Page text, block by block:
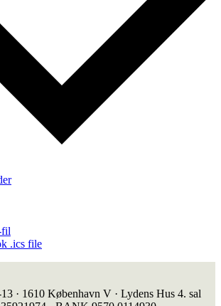
fil
.ics file
· 1610 København V · Lydens Hus 4. sal